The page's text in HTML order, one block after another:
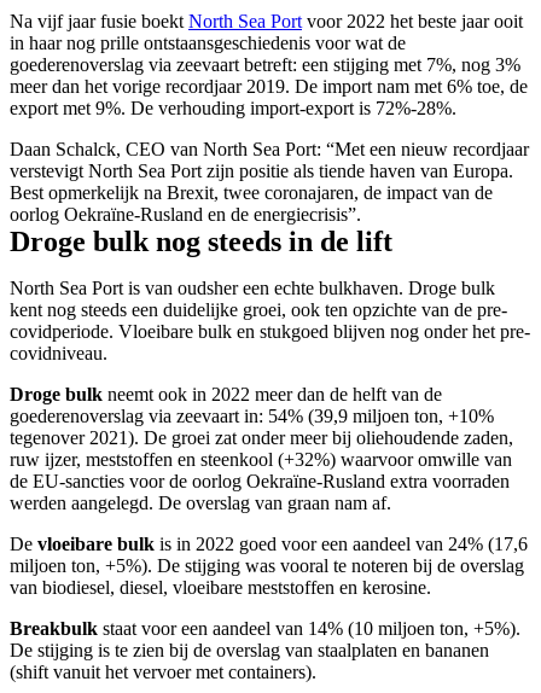
Na vijf jaar fusie boekt North Sea Port voor 2022 het beste jaar ooit
in haar nog prille ontstaansgeschiedenis voor wat de
goederenoverslag via zeevaart betreft: een stijging met 7%, nog 3%
meer dan het vorige recordjaar 2019. De import nam met 6% toe, de
export met 9%. De verhouding import-export is 72%-28%.
Daan Schalck, CEO van North Sea Port: “Met een nieuw recordjaar
verstevigt North Sea Port zijn positie als tiende haven van Europa.
Best opmerkelijk na Brexit, twee coronajaren, de impact van de
oorlog Oekraïne-Rusland en de energiecrisis”.
Droge bulk nog steeds in de lift
North Sea Port is van oudsher een echte bulkhaven. Droge bulk
kent nog steeds een duidelijke groei, ook ten opzichte van de pre-
covidperiode. Vloeibare bulk en stukgoed blijven nog onder het pre-
covidniveau.
Droge bulk neemt ook in 2022 meer dan de helft van de
goederenoverslag via zeevaart in: 54% (39,9 miljoen ton, +10%
tegenover 2021). De groei zat onder meer bij oliehoudende zaden,
ruw ijzer, meststoffen en steenkool (+32%) waarvoor omwille van
de EU-sancties voor de oorlog Oekraïne-Rusland extra voorraden
werden aangelegd. De overslag van graan nam af.
De vloeibare bulk is in 2022 goed voor een aandeel van 24% (17,6
miljoen ton, +5%). De stijging was vooral te noteren bij de overslag
van biodiesel, diesel, vloeibare meststoffen en kerosine.
Breakbulk staat voor een aandeel van 14% (10 miljoen ton, +5%).
De stijging is te zien bij de overslag van staalplaten en bananen
(shift vanuit het vervoer met containers).